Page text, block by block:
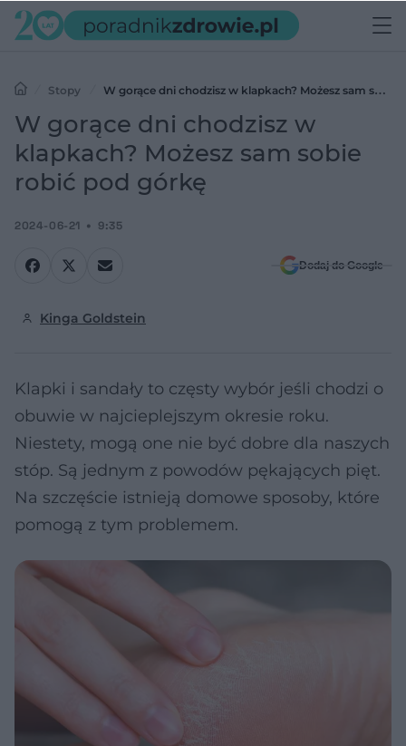
Stopy
W gorące dni chodzisz w klapkach? Możesz sam sobie
robić pod górkę
W gorące dni chodzisz w
klapkach? Możesz sam sobie
robić pod górkę
2024-06-21 9:35
Dodaj do Google
Kinga Goldstein
Klapki i sandały to częsty wybór jeśli chodzi o
obuwie w najcieplejszym okresie roku.
Niestety, mogą one nie być dobre dla naszych
stóp. Są jednym z powodów pękających pięt.
Na szczęście istnieją domowe sposoby, które
pomogą z tym problemem.